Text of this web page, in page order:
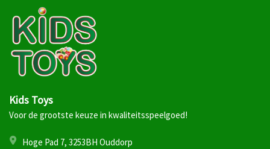
Kids Toys
Voor de grootste keuze in kwaliteitsspeelgoed!
Hoge Pad 7, 3253BH Ouddorp